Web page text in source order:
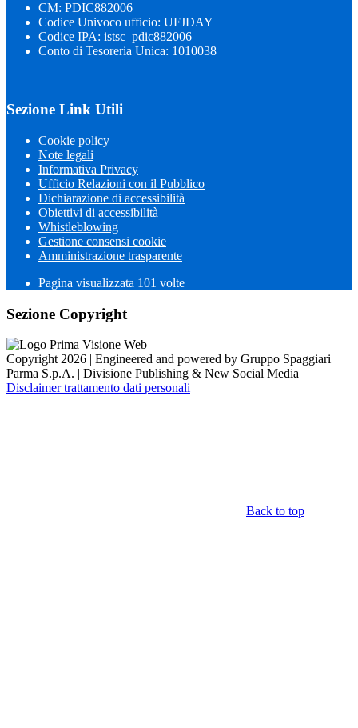
CM: PDIC882006
Codice Univoco ufficio: UFJDAY
Codice IPA: istsc_pdic882006
Conto di Tesoreria Unica: 1010038
Sezione Link Utili
Cookie policy
Note legali
Informativa Privacy
Ufficio Relazioni con il Pubblico
Dichiarazione di accessibilità
Obiettivi di accessibilità
Whistleblowing
Gestione consensi cookie
Amministrazione trasparente
Pagina visualizzata 101 volte
Sezione Copyright
Copyright 2026 | Engineered and powered by Gruppo Spaggiari
Parma S.p.A. | Divisione Publishing & New Social Media
Disclaimer trattamento dati personali
Back to top